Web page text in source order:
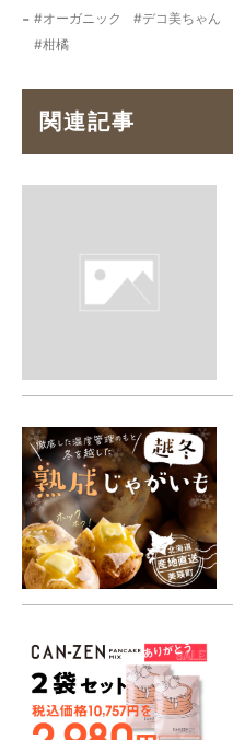
- オーガニック デコ美ちゃん
柑橘
関連記事